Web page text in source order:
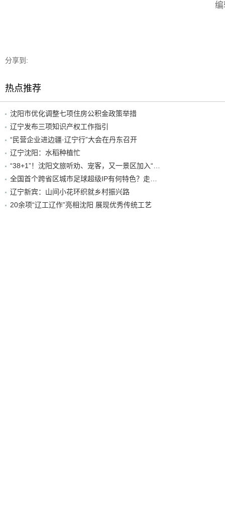
分享到:
热点推荐
沈阳市优化调整七项住房公积金政策举措
辽宁发布三项知识产权工作指引
“民营企业进边疆·辽宁行”大会在丹东召开
辽宁沈阳：水稻种植忙
辽宁新宾：山间小花环织就乡村振兴路
20余项“辽工辽作”亮相沈阳 展现优秀传统工艺